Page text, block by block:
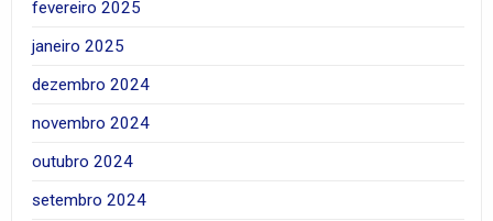
fevereiro 2025
janeiro 2025
dezembro 2024
novembro 2024
outubro 2024
setembro 2024